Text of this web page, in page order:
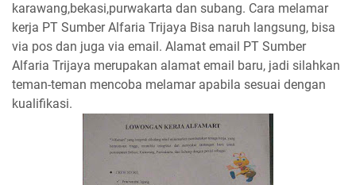
karawang,bekasi,purwakarta dan subang. Cara melamar
kerja PT Sumber Alfaria Trijaya Bisa naruh langsung, bisa
via pos dan juga via email. Alamat email PT Sumber
Alfaria Trijaya merupakan alamat email baru, jadi silahkan
teman-teman mencoba melamar apabila sesuai dengan
kualifikasi.